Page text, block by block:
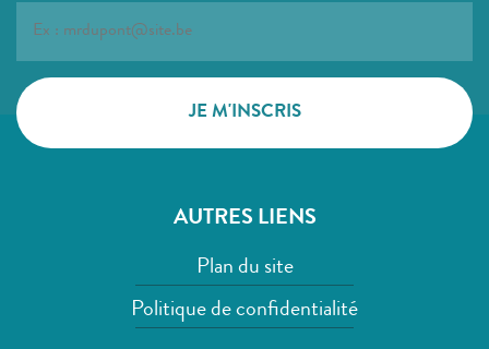
AUTRES LIENS
Plan du site
Politique de confidentialité